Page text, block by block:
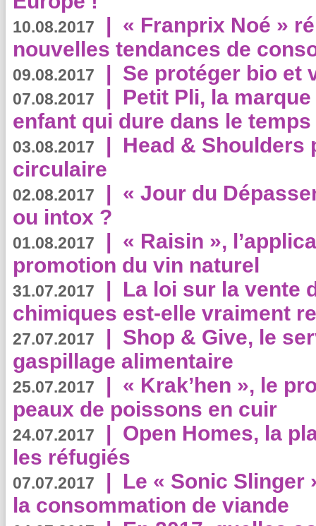
10.08.2017 | « Franprix Noé »
nouvelles tendances de
09.08.2017 | Se protéger bio et
07.08.2017 | Petit Pli, la
enfant qui dure dans le temps
03.08.2017 | Head & Shoulders
circulaire
02.08.2017 | « Jour du
ou intox ?
01.08.2017 | « Raisin »,
promotion du vin naturel
31.07.2017 | La loi sur la vente
chimiques est-elle vraiment
27.07.2017 | Shop & Give, le
gaspillage alimentaire
25.07.2017 | « Krak’hen », le
peaux de poissons en cuir
24.07.2017 | Open Homes, la
les réfugiés
07.07.2017 | Le « Sonic Slinger
la consommation de viande